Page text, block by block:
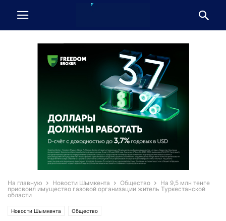
На главную Новости Шымкента Общество
На 9,5 млн тенге
присвоил имущество газовой организации житель Туркестанской
области
Новости Шымкента Общество